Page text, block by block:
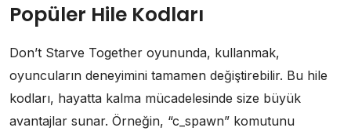
Popüler Hile Kodları
Don’t Starve Together oyununda, kullanmak,
oyuncuların deneyimini tamamen değiştirebilir. Bu hile
kodları, hayatta kalma mücadelesinde size büyük
avantajlar sunar. Örneğin, “c_spawn” komutunu